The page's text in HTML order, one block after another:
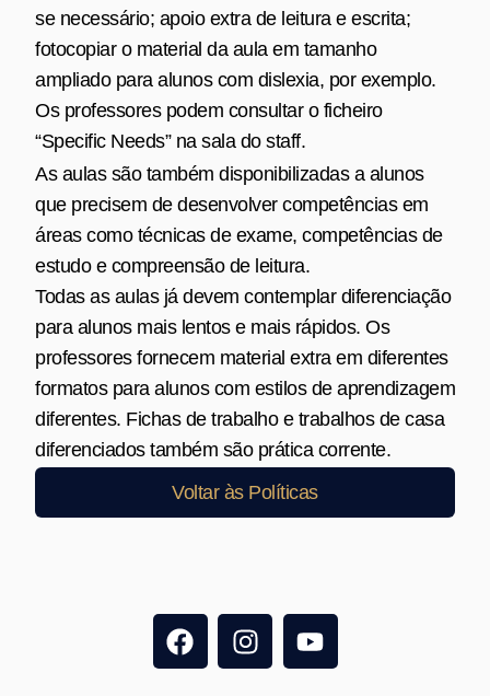
se necessário; apoio extra de leitura e escrita;
fotocopiar o material da aula em tamanho
ampliado para alunos com dislexia, por exemplo.
Os professores podem consultar o ficheiro
“Specific Needs” na sala do staff.
As aulas são também disponibilizadas a alunos
que precisem de desenvolver competências em
áreas como técnicas de exame, competências de
estudo e compreensão de leitura.
Todas as aulas já devem contemplar diferenciação
para alunos mais lentos e mais rápidos. Os
professores fornecem material extra em diferentes
formatos para alunos com estilos de aprendizagem
diferentes. Fichas de trabalho e trabalhos de casa
diferenciados também são prática corrente.
Voltar às Políticas
F
a
I
n
Y
o